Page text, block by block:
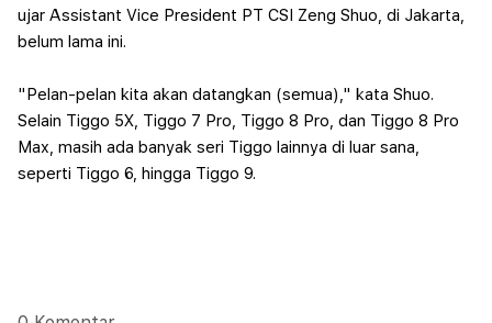
ujar Assistant Vice President PT CSI Zeng Shuo, di Jakarta,
belum lama ini.
"Pelan-pelan kita akan datangkan (semua)," kata Shuo.
Selain Tiggo 5X, Tiggo 7 Pro, Tiggo 8 Pro, dan Tiggo 8 Pro
Max, masih ada banyak seri Tiggo lainnya di luar sana,
seperti Tiggo 6, hingga Tiggo 9.